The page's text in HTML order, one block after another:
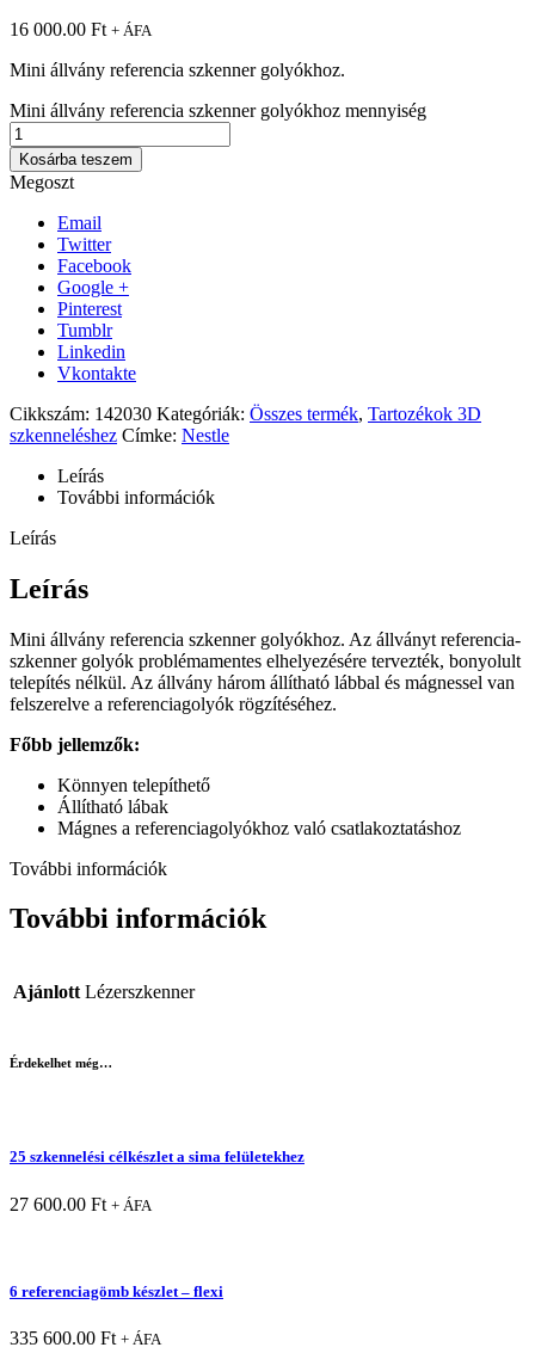
16 000.00 Ft + ÁFA
Mini állvány referencia szkenner golyókhoz.
Mini állvány referencia szkenner golyókhoz mennyiség
Kosárba teszem
Megoszt
Email
Twitter
Facebook
Google +
Pinterest
Tumblr
Linkedin
Vkontakte
Cikkszám: 142030 Kategóriák: Összes termék, Tartozékok 3D
szkenneléshez Címke: Nestle
Leírás
További információk
Leírás
Leírás
Mini állvány referencia szkenner golyókhoz. Az állványt referencia-
szkenner golyók problémamentes elhelyezésére tervezték, bonyolult
telepítés nélkül. Az állvány három állítható lábbal és mágnessel van
felszerelve a referenciagolyók rögzítéséhez.
Főbb jellemzők:
Könnyen telepíthető
Állítható lábak
Mágnes a referenciagolyókhoz való csatlakoztatáshoz
További információk
További információk
Ajánlott Lézerszkenner
Érdekelhet még…
25 szkennelési célkészlet a sima felületekhez
27 600.00 Ft + ÁFA
6 referenciagömb készlet – flexi
335 600.00 Ft + ÁFA